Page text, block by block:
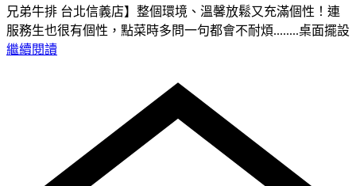
兄弟牛排 台北信義店】整個環境、溫馨放鬆又充滿個性！連
服務生也很有個性，點菜時多問一句都會不耐煩........桌面擺設
繼續閱讀